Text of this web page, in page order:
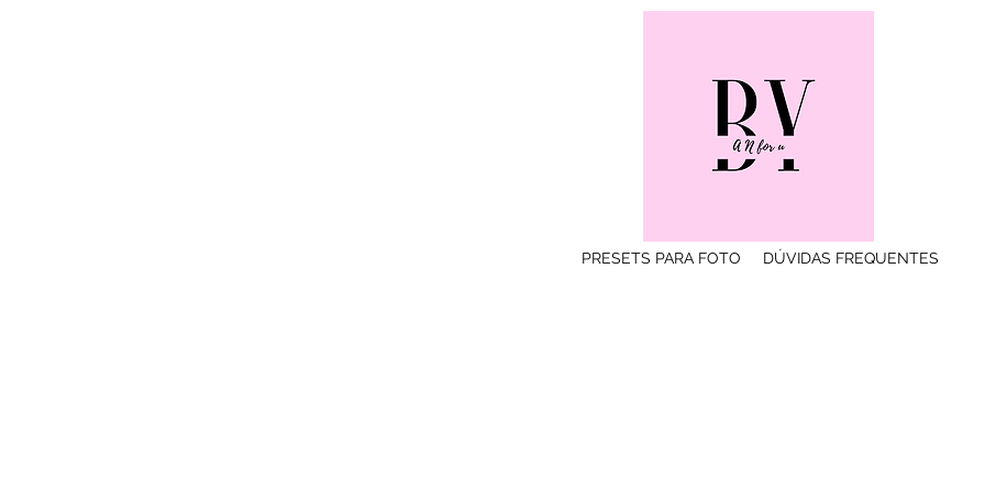
PRESETS PARA FOTO DÚVIDAS FREQUENTES